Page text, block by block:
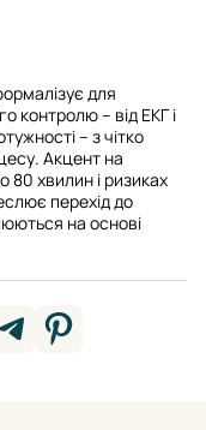
для
контролю – від ЕКГ і
– з чітко
Акцент на
80 хвилин і ризиках
перехід до
на основі